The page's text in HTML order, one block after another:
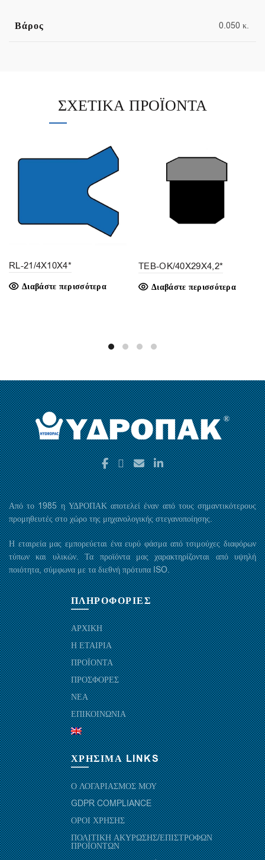
Βάρος 0.050 κ.
ΣΧΕΤΙΚΆ ΠΡΟΪΌΝΤΑ
RL-21/4X10X4*
Διαβάστε περισσότερα
TEB-OK/40X29X4,2*
Διαβάστε περισσότερα
Από το 1985 η ΥΔΡΟΠΑΚ αποτελεί έναν από τους σημαντικότερους
προμηθευτές στο χώρο της μηχανολογικής στεγανοποίησης.
Η εταιρεία μας εμπορεύεται ένα ευρύ φάσμα από τσιμούχες διαφόρων
τύπων και υλικών. Τα προϊόντα μας χαρακτηρίζονται από υψηλή
ποιότητα, σύμφωνα με τα διεθνή πρότυπα ISO.
ΠΛΗΡΟΦΟΡΙΕΣ
ΑΡΧΙΚΗ
Η ΕΤΑΙΡΙΑ
ΠΡΟΪΟΝΤΑ
ΠΡΟΣΦΟΡΕΣ
ΝΕΑ
ΕΠΙΚΟΙΝΩΝΙΑ
ΧΡΗΣΙΜΑ LINKS
Ο ΛΟΓΑΡΙΑΣΜΟΣ ΜΟΥ
GDPR COMPLIANCE
ΟΡΟΙ ΧΡΗΣΗΣ
ΠΟΛΙΤΙΚΗ ΑΚΥΡΩΣΗΣ/ΕΠΙΣΤΡΟΦΩΝ
ΠΡΟΪΟΝΤΩΝ